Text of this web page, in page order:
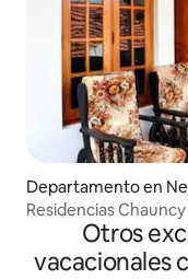
Departamento en
Residencias Chauncy
Otros
vacacionales